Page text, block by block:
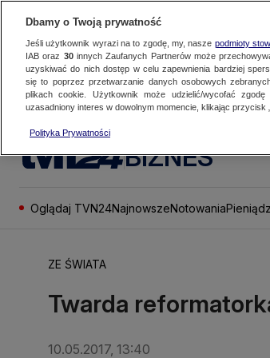
BIZNES
Oglądaj TVN24NajnowszeNotowania
ZE ŚWIATA
Twarda
10.05.2017, 13:40
Dbamy o Twoją prywatność
Jeśli użytkownik wyrazi na to zgodę, my, nasze podmioty
IAB oraz 30innych Zaufanych Partnerów może
uzyskiwać do nich dostęp w celu zapewnienia bardziej
się to poprzez przetwarzanie danych osobowych
plikach cookie. Użytkownik może udzielić/wycofać
uzasadniony interes w dowolnym momencie, klikając przycisk
Polityka Prywatności